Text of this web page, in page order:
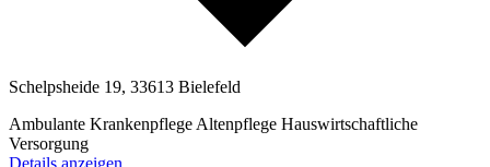
Schelpsheide 19, 33613 Bielefeld
Ambulante Krankenpflege Altenpflege Hauswirtschaftliche
Versorgung
Details anzeigen